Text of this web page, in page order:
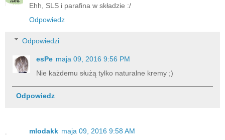
Ehh, SLS i parafina w składzie :/
Odpowiedz
Odpowiedzi
esPe maja 09, 2016 9:56 PM
Nie każdemu służą tylko naturalne kremy ;)
Odpowiedz
mlodakk maja 09, 2016 9:58 AM